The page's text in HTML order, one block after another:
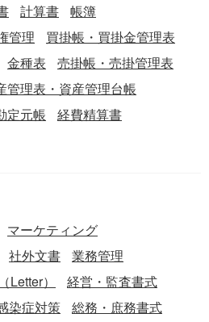
ために利用します。 ■利用
関わる費用が数値で明確になる
なデータに基づいたコスト管理
ごとの収益性分析や、適正な販
判断材料となり、経営戦略の
列で原価データを比較分析する
や生産性向上のための改善点
なっています。製造コストの可
ご活用ください。
計算書
帳簿
管理
買掛帳・買掛金管理表
金種表
売掛帳・売掛管理表
管理表・資産管理台帳
定元帳
経費精算書
マーケティング
社外文書
業務管理
）
経営・監査書式
染症対策
総務・庶務書式